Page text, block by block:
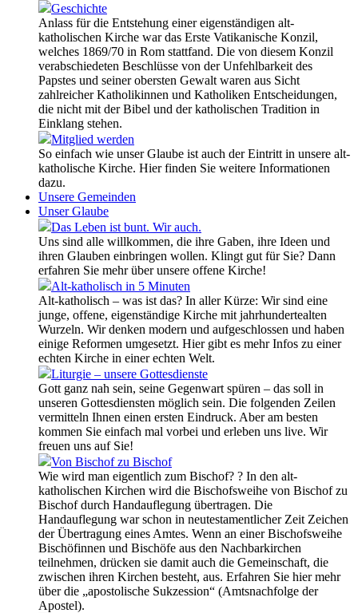
Geschichte
Anlass für die Entstehung einer eigenständigen alt-
katholischen Kirche war das Erste Vatikanische Konzil,
welches 1869/70 in Rom stattfand. Die von diesem Konzil
verabschiedeten Beschlüsse von der Unfehlbarkeit des
Papstes und seiner obersten Gewalt waren aus Sicht
zahlreicher Katholikinnen und Katholiken Entscheidungen,
die nicht mit der Bibel und der katholischen Tradition in
Einklang stehen.
Mitglied werden
So einfach wie unser Glaube ist auch der Eintritt in unsere alt-
katholische Kirche. Hier finden Sie weitere Informationen
dazu.
Unsere Gemeinden
Unser Glaube
Das Leben ist bunt. Wir auch.
Uns sind alle willkommen, die ihre Gaben, ihre Ideen und
ihren Glauben einbringen wollen. Klingt gut für Sie? Dann
erfahren Sie mehr über unsere offene Kirche!
Alt-katholisch in 5 Minuten
Alt-katholisch – was ist das? In aller Kürze: Wir sind eine
junge, offene, eigenständige Kirche mit jahrhundertealten
Wurzeln. Wir denken modern und aufgeschlossen und haben
einige Reformen umgesetzt. Hier gibt es mehr Infos zu einer
echten Kirche in einer echten Welt.
Liturgie – unsere Gottesdienste
Gott ganz nah sein, seine Gegenwart spüren – das soll in
unseren Gottesdiensten möglich sein. Die folgenden Zeilen
vermitteln Ihnen einen ersten Eindruck. Aber am besten
kommen Sie einfach mal vorbei und erleben uns live. Wir
freuen uns auf Sie!
Von Bischof zu Bischof
Wie wird man eigentlich zum Bischof? ? In den alt-
katholischen Kirchen wird die Bischofsweihe von Bischof zu
Bischof durch Handauflegung übertragen. Die
Handauflegung war schon in neutestamentlicher Zeit Zeichen
der Übertragung eines Amtes. Wenn an einer Bischofsweihe
Bischöfinnen und Bischöfe aus den Nachbarkirchen
teilnehmen, drücken sie damit auch die Gemeinschaft, die
zwischen ihren Kirchen besteht, aus. Erfahren Sie hier mehr
über die „apostolische Sukzession“ (Amtsnachfolge der
Apostel).